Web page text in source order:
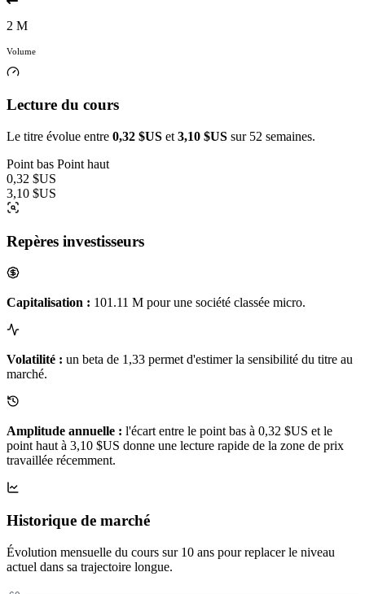
2 M
Volume
Lecture du cours
Le titre évolue entre 0,32 $US et 3,10 $US sur 52 semaines.
Point bas Point haut
0,32 $US
3,10 $US
Repères investisseurs
Capitalisation : 101.11 M pour une société classée micro.
Volatilité : un beta de 1,33 permet d'estimer la sensibilité du titre au
marché.
Amplitude annuelle : l'écart entre le point bas à 0,32 $US et le
point haut à 3,10 $US donne une lecture rapide de la zone de prix
travaillée récemment.
Historique de marché
Évolution mensuelle du cours sur 10 ans pour replacer le niveau
actuel dans sa trajectoire longue.